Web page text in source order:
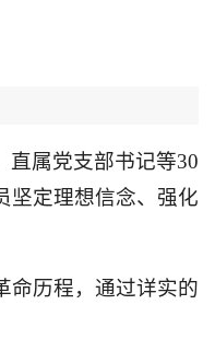
直属党支部书记等30
坚定理想信念、强化
命历程，通过详实的